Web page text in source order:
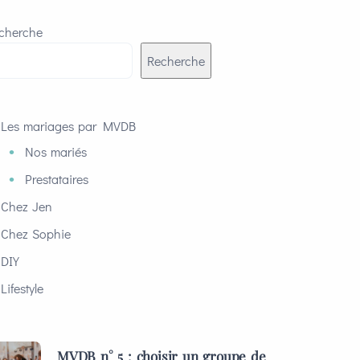
Recherche
Les mariages par MVDB
Nos mariés
Prestataires
Chez Jen
Chez Sophie
DIY
Lifestyle
MVDB n° 5 : choisir un groupe de